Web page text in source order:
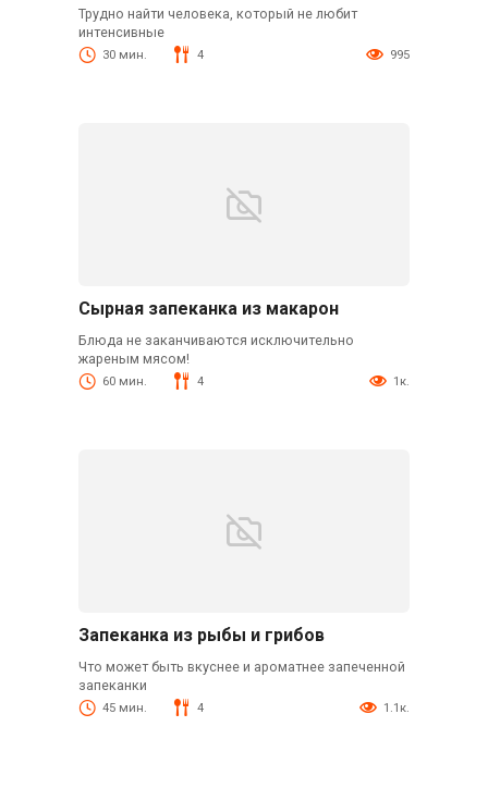
Трудно найти человека, который не любит
интенсивные
30 мин. 4 995
Сырная запеканка из макарон
Блюда не заканчиваются исключительно
жареным мясом!
60 мин. 4 1к.
Запеканка из рыбы и грибов
Что может быть вкуснее и ароматнее запеченной
запеканки
45 мин. 4 1.1к.